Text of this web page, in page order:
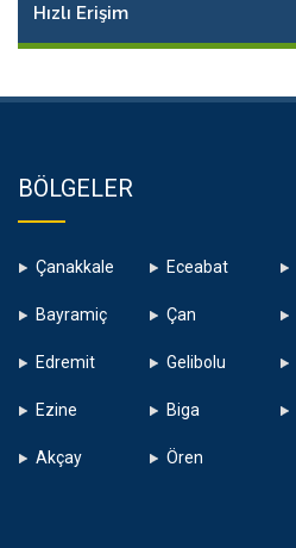
Hızlı Erişim
BÖLGELER
Çanakkale Eceabat
Bayramiç Çan
Edremit Gelibolu
Ezine Biga
Akçay Ören